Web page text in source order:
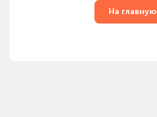
На главную